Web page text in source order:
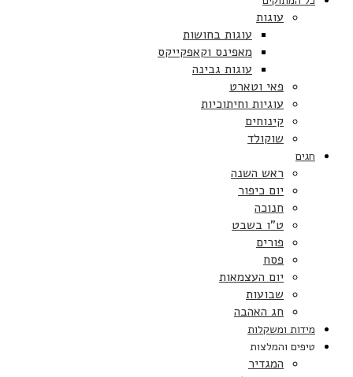
עוגות
עוגות בחושות
מאפינס וקאפקייקס
עוגות גבינה
פאי וטארט
עוגיות וחיתוכיות
קינוחים
שוקולד
חגים
ראש השנה
יום כיפור
חנוכה
ט”ו בשבט
פורים
פסח
יום העצמאות
שבועות
חג האהבה
מידות ומשקלות
טיפים והמלצות
המגדיר